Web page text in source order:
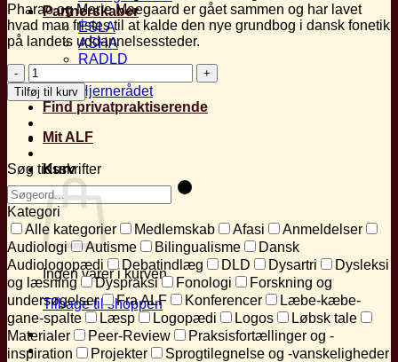
Partnerskaber
ESLA
ASHA
RADLD
Hjernerådet
Find privatpraktiserende
Mit ALF
Kurv
Ingen varer i kurven.
Tilbage til shoppen
Pharao og Marie Maegaard er gået sammen og har lavet
hvad man fristes til at kalde den nye grundbog i dansk fonetik
på landets uddannelsessteder.
Anmeldelse
af
"Udtalt
–
En
introduktion
til
dansk
fonetik”
antal
Tilføj til kurv
Søg tidsskrifter
Kategori
Alle kategorier
Medlemskab Afasi
Anmeldelser
Audiologi
Autisme Bilingualisme
Dansk
Audiologopædi
Debatindlæg DLD Dysartri
Dysleksi
og læsning
Dyspraksi Fonologi
Forskning og
undersøgelser
Fra ALF Konferencer
Læbe-kæbe-
gane-spalte
Læsp Logopædi Logos
Løbsk tale
Materialer
Peer-Review
Praksisfortællinger og -
inspiration
Projekter
Sprogtilegnelse og -vanskeligheder